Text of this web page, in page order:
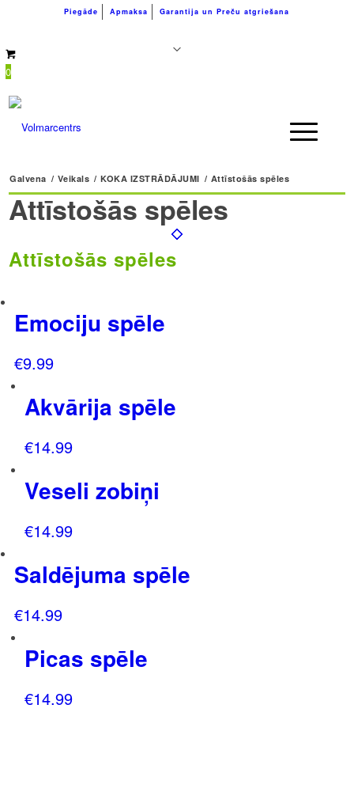
Piegāde Apmaksa Garantija un Preču atgriešana
0
Galvena / Veikals / KOKA IZSTRĀDĀJUMI / Attīstošās spēles
Attīstošās spēles
Attīstošās spēles
Emociju spēle
€9.99
Akvārija spēle
€14.99
Veseli zobiņi
€14.99
Saldējuma spēle
€14.99
Picas spēle
€14.99